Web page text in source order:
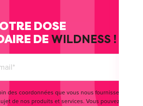
DOSE
DE WILDNESS !
des coordonnées que vous nous fournissez
de nos produits et services. Vous pouvez